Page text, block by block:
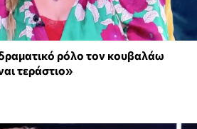
ρόλο τον κουβαλάω
τεράστιο»